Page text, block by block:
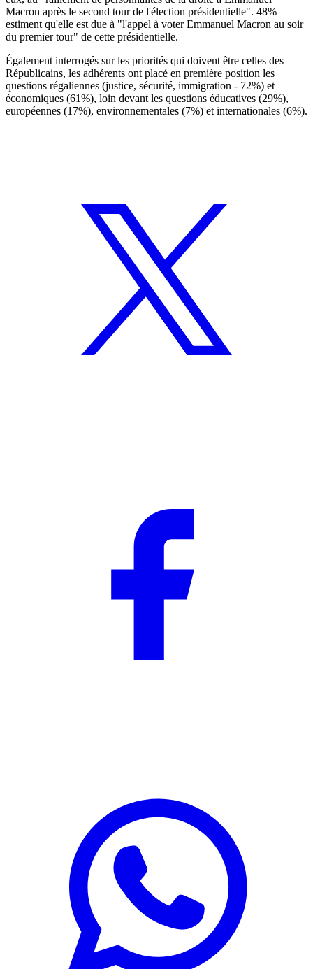
Macron après le second tour de l'élection présidentielle". 48%
estiment qu'elle est due à "l'appel à voter Emmanuel Macron au soir
du premier tour" de cette présidentielle.
Également interrogés sur les priorités qui doivent être celles des
Républicains, les adhérents ont placé en première position les
questions régaliennes (justice, sécurité, immigration - 72%) et
économiques (61%), loin devant les questions éducatives (29%),
européennes (17%), environnementales (7%) et internationales (6%).